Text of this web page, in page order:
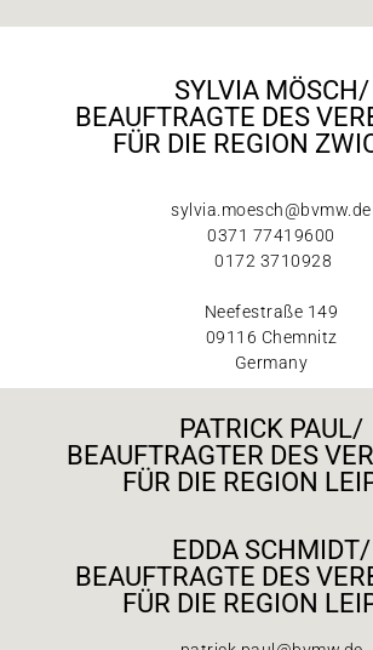
SYLVIA MÖSCH/
BEAUFTRAGTE DES
FÜR DIE REGION
sylvia.moesch@bvmw.de
0371 77419600
0172 3710928
Neefestraße 149
09116 Chemnitz
Germany
PATRICK PAUL/
BEAUFTRAGTER DES
FÜR DIE REGION
EDDA SCHMIDT/
BEAUFTRAGTE DES
FÜR DIE REGION